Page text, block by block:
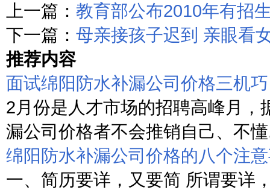
上一篇： 教育部公布2010年有招
下一篇： 母亲接孩子迟到 亲眼看
推荐内容
面试绵阳防水补漏公司价格三机巧
2月份是人才市场的招聘高峰月
漏公司价格者不会推销自己、不
绵阳防水补漏公司价格的八个注
一、简历要详，又要简 所谓要详